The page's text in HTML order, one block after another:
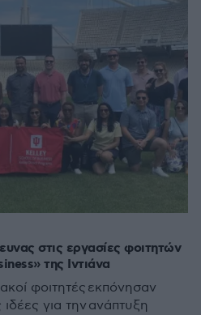
στις εργασίες φοιτητών
της Ιντιάνα
φοιτητές εκπόνησαν
για την ανάπτυξη